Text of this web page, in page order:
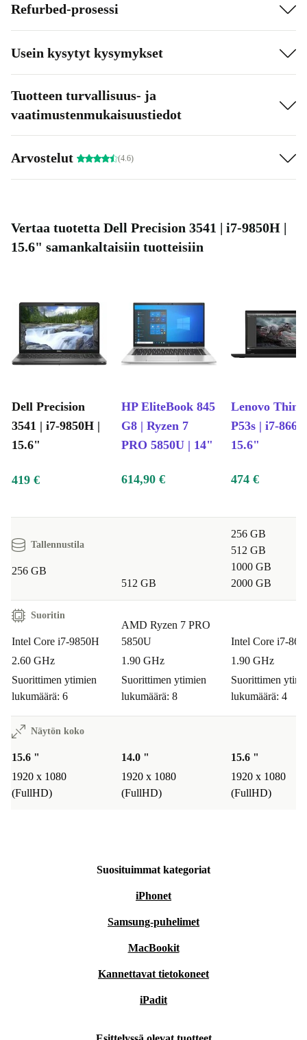
Refurbed-prosessi
Usein kysytyt kysymykset
Tuotteen turvallisuus- ja
vaatimustenmukaisuustiedot
Arvostelut (4.6)
Vertaa tuotetta Dell Precision 3541 | i7-9850H |
15.6" samankaltaisiin tuotteisiin
Dell Precision
3541 | i7-9850H |
15.6"
HP EliteBook 845
G8 | Ryzen 7
PRO 5850U | 14"
Lenovo
P53s | i7-
15.6"
419 € 614,90 € 474 €
Tallennustila
256 GB
512 GB
256 GB
512 GB
1000 GB
2000 GB
Suoritin
Intel Core i7-9850H
2.60 GHz
Suorittimen ytimien
lukumäärä: 6
AMD Ryzen 7 PRO
5850U
1.90 GHz
Suorittimen ytimien
lukumäärä: 8
Intel Core i7-
1.90 GHz
Suorittimen
lukumäärä: 4
Näytön koko
15.6 "
1920 x 1080
(FullHD)
14.0 "
1920 x 1080
(FullHD)
15.6 "
1920 x 1080
(FullHD)
Suosituimmat kategoriat
iPhonet
Samsung-puhelimet
MacBookit
Kannettavat tietokoneet
iPadit